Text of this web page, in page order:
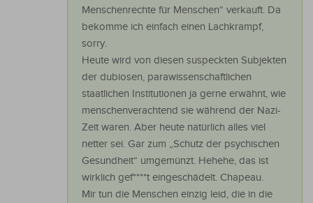
Menschenrechte für Menschen“ verkauft. Da
bekomme ich einfach einen Lachkrampf,
sorry.
Heute wird von diesen suspeckten Subjekten
der dubiosen, parawissenschaftlichen
staatlichen Institutionen ja gerne erwähnt, wie
menschenverachtend sie während der Nazi-
Zeit waren. Aber heute natürlich alles viel
netter sei. Gar zum „Schutz der psychischen
Gesundheit“ umgemünzt. Hehehe, das ist
wirklich gef****t eingeschädelt. Chapeau.
Mir tun die Menschen einzig leid, die in die